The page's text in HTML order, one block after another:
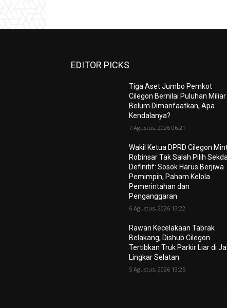
EDITOR PICKS
Tiga Aset Jumbo Pemkot
Cilegon Bernilai Puluhan Miliar
Belum Dimanfaatkan, Apa
Kendalanya?
7 Agustus, 2026 06:21
Wakil Ketua DPRD Cilegon
Robinsar Tak Salah Pilih Sekda
Definitif: Sosok Harus Berjiwa
Pemimpin, Paham Kelola
Pemerintahan dan
Penganggaran
6 Agustus, 2026 13:22
Rawan Kecelakaan Tabrak
Belakang, Dishub Cilegon
Tertibkan Truk Parkir Liar di
Lingkar Selatan
5 Agustus, 2026 13:25